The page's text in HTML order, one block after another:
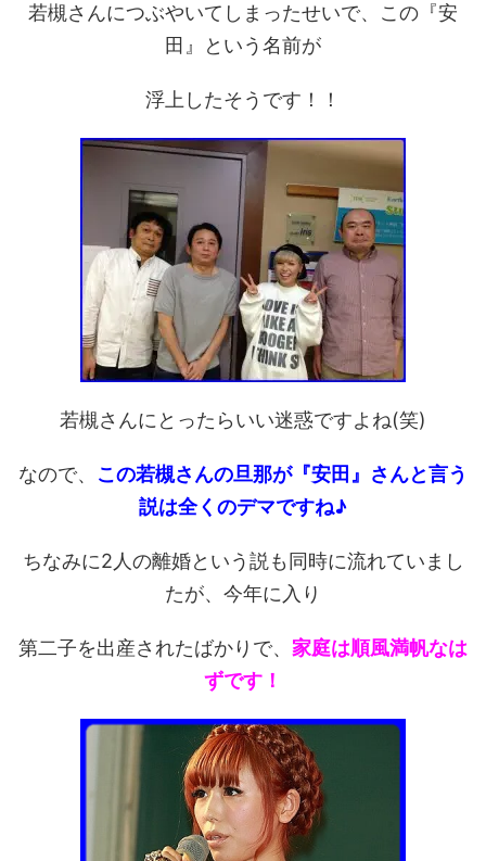
若槻さんにつぶやいてしまったせいで、この『安
田』という名前が
浮上したそうです！！
若槻さんにとったらいい迷惑ですよね(笑)
なので、 この若槻さんの旦那が『安田』さんと言う
説は全くのデマですね♪
ちなみに2人の離婚という説も同時に流れていまし
たが、今年に入り
第二子を出産されたばかりで、 家庭は順風満帆なは
ずです！